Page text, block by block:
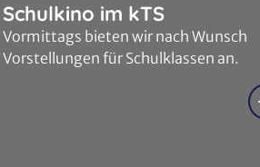
Schulkino im kTS
Vormittags bieten wir nach Wunsch
Vorstellungen für Schulklassen an.